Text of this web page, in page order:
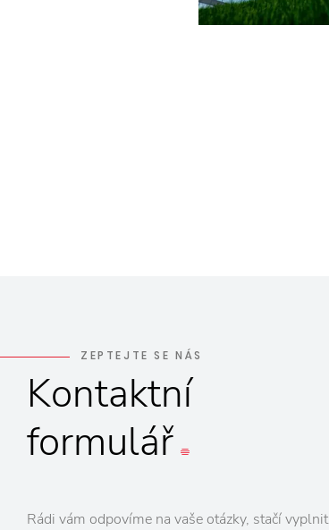
ZEPTEJTE SE NÁS
Kontaktní
formulář
Rádi vám odpovíme na vaše otázky, stačí vyplnit